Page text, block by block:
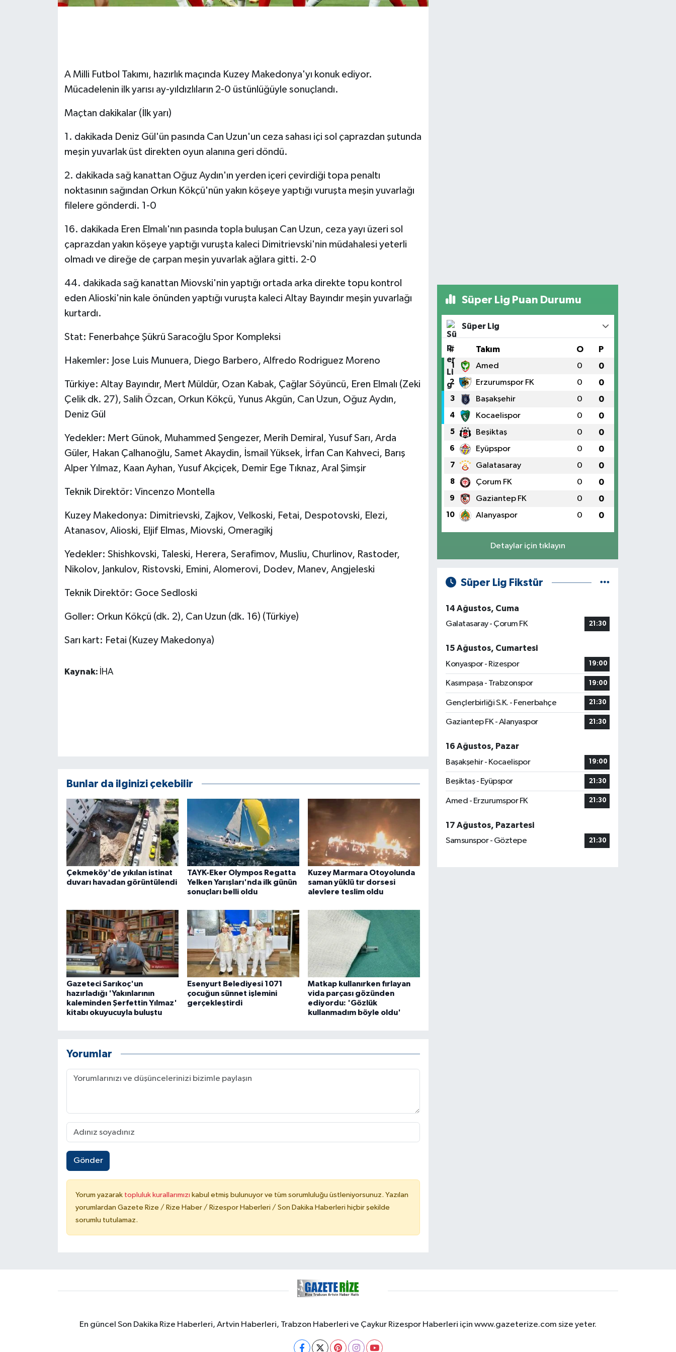
A Milli Futbol Takımı, hazırlık maçında Kuzey Makedonya'yı konuk ediyor.
Mücadelenin ilk yarısı ay-yıldızlıların 2-0 üstünlüğüyle sonuçlandı.
Maçtan dakikalar (İlk yarı)
1. dakikada Deniz Gül'ün pasında Can Uzun'un ceza sahası içi sol çaprazdan şutunda
meşin yuvarlak üst direkten oyun alanına geri döndü.
2. dakikada sağ kanattan Oğuz Aydın'ın yerden içeri çevirdiği topa penaltı
noktasının sağından Orkun Kökçü'nün yakın köşeye yaptığı vuruşta meşin yuvarlağı
filelere gönderdi. 1-0
16. dakikada Eren Elmalı'nın pasında topla buluşan Can Uzun, ceza yayı üzeri sol
çaprazdan yakın köşeye yaptığı vuruşta kaleci Dimitrievski'nin müdahalesi yeterli
olmadı ve direğe de çarpan meşin yuvarlak ağlara gitti. 2-0
44. dakikada sağ kanattan Miovski'nin yaptığı ortada arka direkte topu kontrol
eden Alioski'nin kale önünden yaptığı vuruşta kaleci Altay Bayındır meşin yuvarlağı
kurtardı.
Stat: Fenerbahçe Şükrü Saracoğlu Spor Kompleksi
Hakemler: Jose Luis Munuera, Diego Barbero, Alfredo Rodriguez Moreno
Türkiye: Altay Bayındır, Mert Müldür, Ozan Kabak, Çağlar Söyüncü, Eren Elmalı (Zeki
Çelik dk. 27), Salih Özcan, Orkun Kökçü, Yunus Akgün, Can Uzun, Oğuz Aydın,
Deniz Gül
Yedekler: Mert Günok, Muhammed Şengezer, Merih Demiral, Yusuf Sarı, Arda
Güler, Hakan Çalhanoğlu, Samet Akaydin, İsmail Yüksek, İrfan Can Kahveci, Barış
Alper Yılmaz, Kaan Ayhan, Yusuf Akçiçek, Demir Ege Tıknaz, Aral Şimşir
Teknik Direktör: Vincenzo Montella
Kuzey Makedonya: Dimitrievski, Zajkov, Velkoski, Fetai, Despotovski, Elezi,
Atanasov, Alioski, Eljif Elmas, Miovski, Omeragikj
Yedekler: Shishkovski, Taleski, Herera, Serafimov, Musliu, Churlinov, Rastoder,
Nikolov, Jankulov, Ristovski, Emini, Alomerovi, Dodev, Manev, Angjeleski
Teknik Direktör: Goce Sedloski
Goller: Orkun Kökçü (dk. 2), Can Uzun (dk. 16) (Türkiye)
Sarı kart: Fetai (Kuzey Makedonya)
Kaynak: İHA
Bunlar da ilginizi çekebilir
Çekmeköy'de yıkılan istinat
duvarı havadan görüntülendi
TAYK-Eker Olympos Regatta
Yelken Yarışları'nda ilk günün
sonuçları belli oldu
Kuzey Marmara Otoyolunda
saman yüklü tır dorsesi
alevlere teslim oldu
Gazeteci Sarıkoç'un
hazırladığı 'Yakınlarının
kaleminden Şerfettin Yılmaz'
kitabı okuyucuyla buluştu
Esenyurt Belediyesi 1071
çocuğun sünnet işlemini
gerçekleştirdi
Matkap kullanırken fırlayan
vida parçası gözünden
ediyordu: 'Gözlük
kullanmadım böyle oldu'
Yorumlar
Gönder
Yorum yazarak topluluk kurallarımızı kabul etmiş bulunuyor ve tüm sorumluluğu üstleniyorsunuz. Yazılan
yorumlardan Gazete Rize / Rize Haber / Rizespor Haberleri / Son Dakika Haberleri hiçbir şekilde
sorumlu tutulamaz.
Süper Lig Puan Durumu
Süper Lig
# Takım O P
1 Amed 0 0
2 Erzurumspor FK 0 0
3 Başakşehir 0 0
4 Kocaelispor 0 0
5 Beşiktaş 0 0
6 Eyüpspor 0 0
7 Galatasaray 0 0
8 Çorum FK 0 0
9 Gaziantep FK 0 0
10 Alanyaspor 0 0
Detaylar için tıklayın
Süper Lig Fikstür
14 Ağustos, Cuma
Galatasaray - Çorum FK
21:30
15 Ağustos, Cumartesi
Konyaspor - Rizespor
19:00
Kasımpaşa - Trabzonspor 19:00
Gençlerbirliği S.K. - Fenerbahçe 21:30
Gaziantep FK - Alanyaspor 21:30
16 Ağustos, Pazar
Başakşehir - Kocaelispor
19:00
Beşiktaş - Eyüpspor 21:30
Amed - Erzurumspor FK 21:30
17 Ağustos, Pazartesi
Samsunspor - Göztepe
21:30
En güncel Son Dakika Rize Haberleri, Artvin Haberleri, Trabzon Haberleri ve Çaykur Rizespor Haberleri için www.gazeterize.com size yeter.
İş Dünyası
Jandarma
KÜLTÜR SANAT
Otomobil
SPOR HABERLERİ
ÜLKE GÜNDEMİ
Yerel Haberler